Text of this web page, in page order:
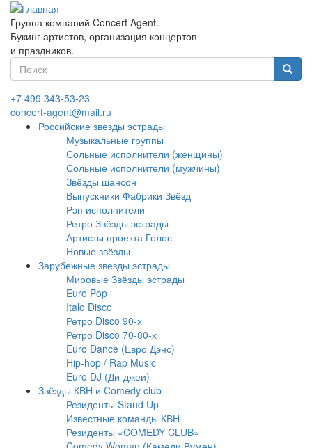
Перейти
основному
содержанию
Группа компаний Concert Agent.
Букинг артистов, организация концертов
и праздников.
Форма
поиска
+7 499 343-53-23
concert-agent@mail.ru
Российские звезды эстрады
Музыкальные группы
Сольные исполнители (женщины)
Сольные исполнители (мужчины)
Звёзды шансон
Выпускники Фабрики Звёзд
Рэп исполнители
Ретро Звёзды эстрады
Артисты проекта Голос
Новые звёзды
Зарубежные звезды эстрады
Мировые Звёзды эстрады
Euro Pop
Italo Disco
Ретро Disco 90-х
Ретро Disco 70-80-х
Euro Dance (Евро Дэнс)
Hip-hop / Rap Music
Euro DJ (Ди-джеи)
Звёзды КВН и Comedy club
Резиденты Stand Up
Известные команды КВН
Резиденты «COMEDY CLUB»